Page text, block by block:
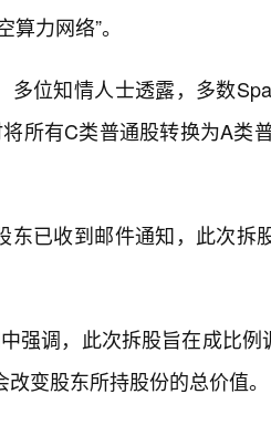
力网络”。
多位知情人士透露，多数
所有C类普通股转换为A类
东已收到邮件通知，此次拆
强调，此次拆股旨在成比
变股东所持股份的总价值。